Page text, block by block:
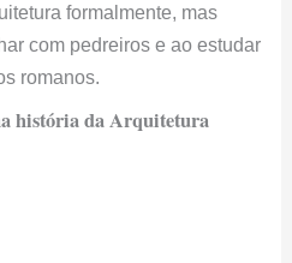
formalmente, mas
com pedreiros e ao estudar
romanos.
história da Arquitetura